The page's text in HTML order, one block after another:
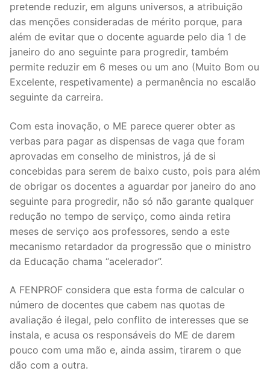
pretende reduzir, em alguns universos, a atribuição
das menções consideradas de mérito porque, para
além de evitar que o docente aguarde pelo dia 1 de
janeiro do ano seguinte para progredir, também
permite reduzir em 6 meses ou um ano (Muito Bom ou
Excelente, respetivamente) a permanência no escalão
seguinte da carreira.
Com esta inovação, o ME parece querer obter as
verbas para pagar as dispensas de vaga que foram
aprovadas em conselho de ministros, já de si
concebidas para serem de baixo custo, pois para além
de obrigar os docentes a aguardar por janeiro do ano
seguinte para progredir, não só não garante qualquer
redução no tempo de serviço, como ainda retira
meses de serviço aos professores, sendo a este
mecanismo retardador da progressão que o ministro
da Educação chama “acelerador”.
A FENPROF considera que esta forma de calcular o
número de docentes que cabem nas quotas de
avaliação é ilegal, pelo conflito de interesses que se
instala, e acusa os responsáveis do ME de darem
pouco com uma mão e, ainda assim, tirarem o que
dão com a outra.